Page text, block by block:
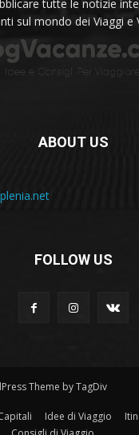
tutte le notizie
sul mondo dei Viaggi e
ABOUT US
FOLLOW US
Theme by TagDiv
Idee di Viaggio